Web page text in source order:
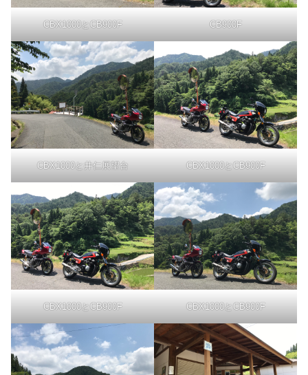
CBX1000とCB900F CB900F
CBX1000と井仁展望台 CBX1000とCB900F
CBX1000とCB900F CBX1000とCB900F